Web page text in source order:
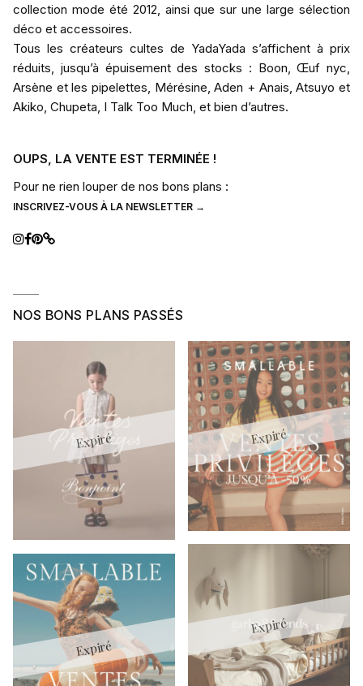
collection mode été 2012, ainsi que sur une large sélection
déco et accessoires.
Tous les créateurs cultes de YadaYada s’affichent à prix
réduits, jusqu’à épuisement des stocks : Boon, Œuf nyc,
Arsène et les pipelettes, Mérésine, Aden + Anais, Atsuyo et
Akiko, Chupeta, I Talk Too Much, et bien d’autres.
OUPS, LA VENTE EST TERMINÉE !
Pour ne rien louper de nos bons plans :
INSCRIVEZ-VOUS À LA NEWSLETTER →
NOS BONS PLANS PASSÉS